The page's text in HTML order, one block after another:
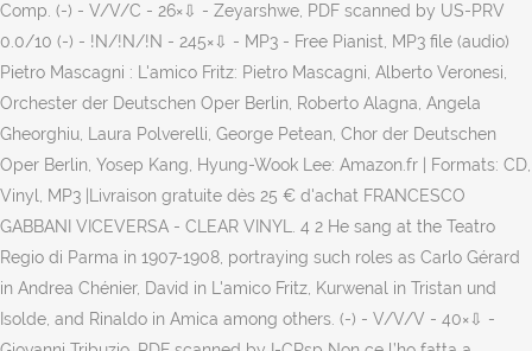
Comp. (-) - V/V/C - 26×⇩ - Zeyarshwe, PDF scanned by US-PRV
0.0/10 (-) - !N/!N/!N - 245×⇩ - MP3 - Free Pianist, MP3 file (audio)
Pietro Mascagni : L'amico Fritz: Pietro Mascagni, Alberto Veronesi,
Orchester der Deutschen Oper Berlin, Roberto Alagna, Angela
Gheorghiu, Laura Polverelli, George Petean, Chor der Deutschen
Oper Berlin, Yosep Kang, Hyung-Wook Lee: Amazon.fr | Formats: CD,
Vinyl, MP3 |Livraison gratuite dès 25 € d'achat FRANCESCO
GABBANI VICEVERSA - CLEAR VINYL. 4 2 He sang at the Teatro
Regio di Parma in 1907-1908, portraying such roles as Carlo Gérard
in Andrea Chénier, David in L'amico Fritz, Kurwenal in Tristan und
Isolde, and Rinaldo in Amica among others. (-) - V/V/V - 40×⇩ -